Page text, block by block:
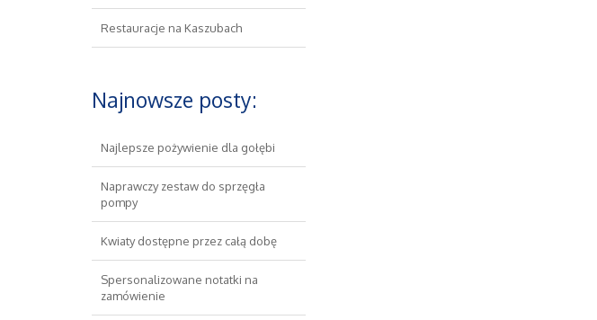
Restauracje na Kaszubach
Najnowsze posty:
Najlepsze pożywienie dla gołębi
Naprawczy zestaw do sprzęgła
pompy
Kwiaty dostępne przez całą dobę
Spersonalizowane notatki na
zamówienie